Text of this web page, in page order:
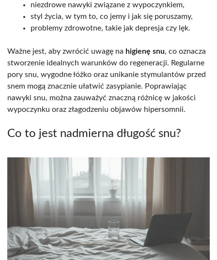
niezdrowe nawyki związane z wypoczynkiem,
styl życia, w tym to, co jemy i jak się poruszamy,
problemy zdrowotne, takie jak depresja czy lęk.
Ważne jest, aby zwrócić uwagę na higienę snu, co oznacza
stworzenie idealnych warunków do regeneracji. Regularne
pory snu, wygodne łóżko oraz unikanie stymulantów przed
snem mogą znacznie ułatwić zasypianie. Poprawiając
nawyki snu, można zauważyć znaczną różnicę w jakości
wypoczynku oraz złagodzeniu objawów hipersomnii.
Co to jest nadmierna długość snu?